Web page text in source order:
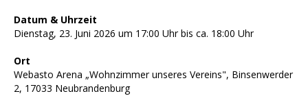
Datum & Uhrzeit
Dienstag, 23. Juni 2026 um 17:00 Uhr bis ca. 18:00 Uhr
Ort
Webasto Arena „Wohnzimmer unseres Vereins", Binsenwerder
2, 17033 Neubrandenburg